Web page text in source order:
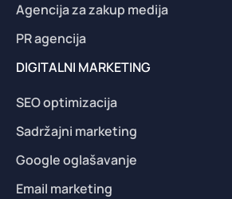
Agencija za zakup medija
PR agencija
DIGITALNI MARKETING
SEO optimizacija
Sadržajni marketing
Google oglašavanje
Email marketing